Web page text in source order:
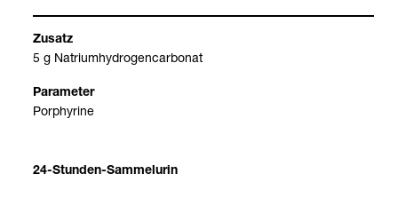
5 g Natri­um­hy­dro­gen­car­bo­nat
Por­phy­rine
24-​Stun­den-​Sam­mel­urin